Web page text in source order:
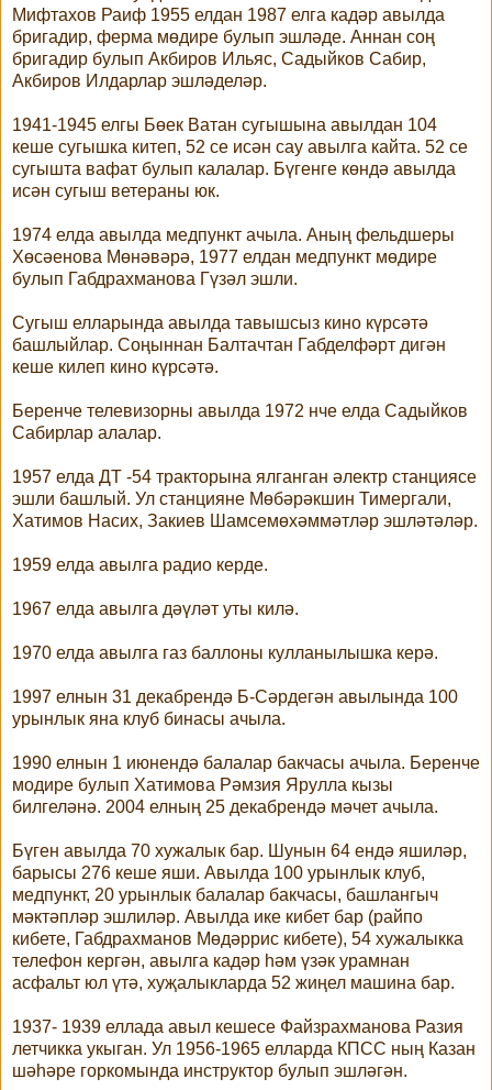
Мифтахов Раиф 1955 елдан 1987 елга кадәр авылда
бригадир, ферма мөдире булып эшләде. Аннан соң
бригадир булып Акбиров Ильяс, Садыйков Сабир,
Акбиров Илдарлар эшләделәр.
1941-1945 елгы Бөек Ватан сугышына авылдан 104
кеше сугышка китеп, 52 се исән сау авылга кайта. 52 се
сугышта вафат булып калалар. Бүгенге көндә авылда
исән сугыш ветераны юк.
1974 елда авылда медпункт ачыла. Аның фельдшеры
Хөсәенова Мөнәвәрә, 1977 елдан медпункт мөдире
булып Габдрахманова Гүзәл эшли.
Сугыш елларында авылда тавышсыз кино күрсәтә
башлыйлар. Соңыннан Балтачтан Габделфәрт дигән
кеше килеп кино күрсәтә.
Беренче телевизорны авылда 1972 нче елда Садыйков
Сабирлар алалар.
1957 елда ДТ -54 тракторына ялганган әлектр станциясе
эшли башлый. Ул станцияне Мөбәрәкшин Тимергали,
Хатимов Насих, Закиев Шамсемөхәммәтләр эшләтәләр.
1959 елда авылга радио керде.
1967 елда авылга дәүләт уты килә.
1970 елда авылга газ баллоны кулланылышка керә.
1997 елнын 31 декабрендә Б-Сәрдегән авылында 100
урынлык яна клуб бинасы ачыла.
1990 елнын 1 июнендә балалар бакчасы ачыла. Беренче
модире булып Хатимова Рәмзия Ярулла кызы
билгеләнә. 2004 елның 25 декабрендә мәчет ачыла.
Бүген авылда 70 хужалык бар. Шунын 64 ендә яшиләр,
барысы 276 кеше яши. Авылда 100 урынлык клуб,
медпункт, 20 урынлык балалар бакчасы, башлангыч
мәктәпләр эшлиләр. Авылда ике кибет бар (райпо
кибете, Габдрахманов Мөдәррис кибете), 54 хужалыкка
телефон кергән, авылга кадәр һәм үзәк урамнан
асфальт юл үтә, хуҗалыкларда 52 жиңел машина бар.
1937- 1939 еллада авыл кешесе Файзрахманова Разия
летчикка укыган. Ул 1956-1965 елларда КПСС ның Казан
шәһәре горкомында инструктор булып эшләгән.